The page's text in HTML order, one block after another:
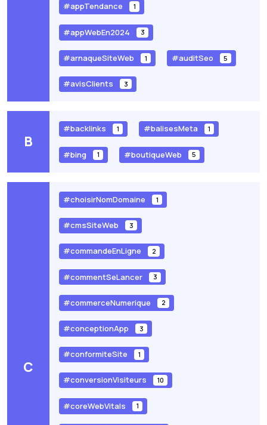
#appTendance 1
#appWebEn2024 3
#arnaqueSiteWeb 1 #auditSeo 5
#avisClients 3
B
#backlinks 1 #balisesMeta 1
#bing 1 #boutiqueWeb 5
C
#choisirNomDomaine 1
#cmsSiteWeb 3
#commandeEnLigne 2
#commentSeLancer 3
#commerceNumerique 2
#conceptionApp 3
#conformiteSite 1
#conversionVisiteurs 10
#coreWebVitals 1